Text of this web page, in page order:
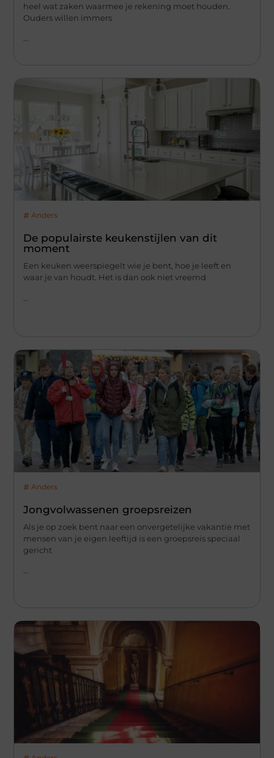
heel wat zaken waarmee je rekening moet houden.
Ouders willen immers
...
Anders
De populairste keukenstijlen van dit
moment
Een keuken weerspiegelt wie je bent, hoe je leeft en
waar je van houdt. Het is dan ook niet vreemd
Anders
Jongvolwassenen groepsreizen
Als je op zoek bent naar een onvergetelijke vakantie met
mensen van je eigen leeftijd is een groepsreis speciaal
gericht